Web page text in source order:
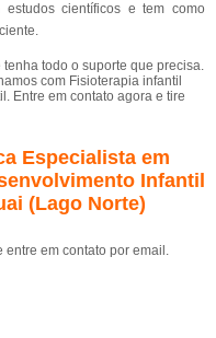
científicos e tem como
todo o suporte que precisa.
com Fisioterapia infantil
Entre em contato agora e tire
Especialista em
Infantil
(Lago Norte)
entre em contato por email.